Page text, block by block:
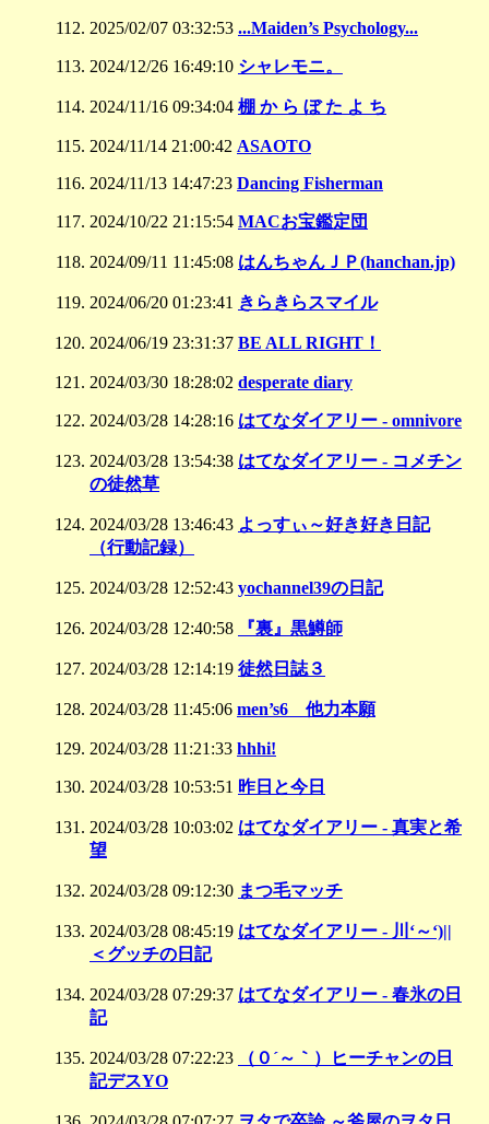
2025/02/07 03:32:53 ...Maiden’s Psychology...
2024/12/26 16:49:10 シャレモニ。
2024/11/16 09:34:04 棚 か ら ぼ た よ ち
2024/11/14 21:00:42 ASAOTO
2024/11/13 14:47:23 Dancing Fisherman
2024/10/22 21:15:54 MACお宝鑑定団
2024/09/11 11:45:08 はんちゃんＪＰ(hanchan.jp)
2024/06/20 01:23:41 きらきらスマイル
2024/06/19 23:31:37 BE ALL RIGHT！
2024/03/30 18:28:02 desperate diary
2024/03/28 14:28:16 はてなダイアリー - omnivore
2024/03/28 13:54:38 はてなダイアリー - コメチン
の徒然草
2024/03/28 13:46:43 よっすぃ～好き好き日記
（行動記録）
2024/03/28 12:52:43 yochannel39の日記
2024/03/28 12:40:58 『裏』黒鱒師
2024/03/28 12:14:19 徒然日誌３
2024/03/28 11:45:06 men’s6 他力本願
2024/03/28 11:21:33 hhhi!
2024/03/28 10:53:51 昨日と今日
2024/03/28 10:03:02 はてなダイアリー - 真実と希
望
2024/03/28 09:12:30 まつ毛マッチ
2024/03/28 08:45:19 はてなダイアリー - 川‘～‘)||
＜グッチの日記
2024/03/28 07:29:37 はてなダイアリー - 春氷の日
記
2024/03/28 07:22:23
（０´～｀）ヒーチャンの日
記デスYO